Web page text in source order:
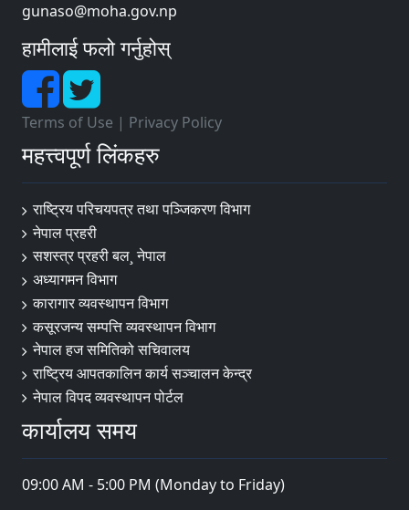
gunaso@moha.gov.np
हामीलाई फलो गर्नुहोस्
Terms of Use | Privacy Policy
महत्त्वपूर्ण लिंकहरु
राष्ट्रिय परिचयपत्र तथा पञ्‍जिकरण विभाग
नेपाल प्रहरी
सशस्त्र प्रहरी बल¸ नेपाल
अध्यागमन विभाग
कारागार व्यवस्थापन विभाग
कसूरजन्य सम्पत्ति व्यवस्थापन विभाग
नेपाल हज समितिको सचिवालय
राष्ट्रिय आपतकालिन कार्य सञ्चालन केन्द्र
नेपाल विपद व्यवस्थापन पोर्टल
कार्यालय समय
09:00 AM - 5:00 PM (Monday to Friday)